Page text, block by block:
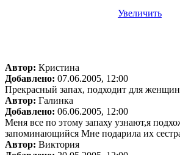
Увеличить
Автор: Кристина
Добавлено: 07.06.2005, 12:00
Прекрасный запах, подходит для
Автор: Галинка
Добавлено: 06.06.2005, 12:00
Меня все по этому запаху узнают,я
запоминающийся Мне подарила их
Автор: Виктория